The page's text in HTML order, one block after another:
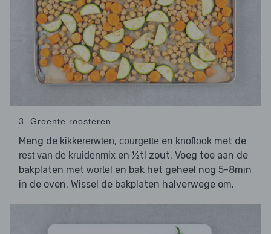
3. Groente roosteren
Meng de kikkererwten, courgette en knoflook met de
rest van de kruidenmix en ½tl zout. Voeg toe aan de
bakplaten met wortel en bak het geheel nog 5-8min
in de oven. Wissel de bakplaten halverwege om.